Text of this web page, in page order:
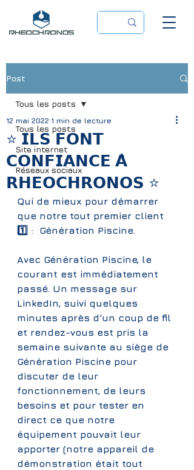
Post
Tous les posts
Site internet
Réseaux sociaux
Tous les posts
⭐️ 𝗜𝗟𝗦 𝗙𝗢𝗡𝗧
𝗖𝗢𝗡𝗙𝗜𝗔𝗡𝗖𝗘 𝗔̀
𝗥𝗛𝗘𝗢𝗖𝗛𝗥𝗢𝗡𝗢𝗦 ⭐️
12 mai 2022 1 min de lecture
Qui de mieux pour démarrer
que notre tout premier client
1️⃣ :  Génération Piscine.
Avec Génération Piscine, le
courant est immédiatement
passé. Un message sur
LinkedIn, suivi quelques
minutes après d'un coup de fil
et rendez-vous est pris la
semaine suivante au siège de
Génération Piscine pour
discuter de leur
fonctionnement, de leurs
besoins et pour tester en
direct ce que notre
équipement pouvait leur
apporter (notre appareil de
démonstration était tout